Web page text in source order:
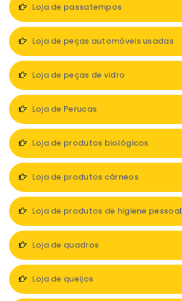
Loja de passatempos
Loja de peças automóveis usadas
Loja de peças de vidro
Loja de Perucas
Loja de produtos biológicos
Loja de produtos cárneos
Loja de produtos de higiene pessoal
Loja de quadros
Loja de queijos